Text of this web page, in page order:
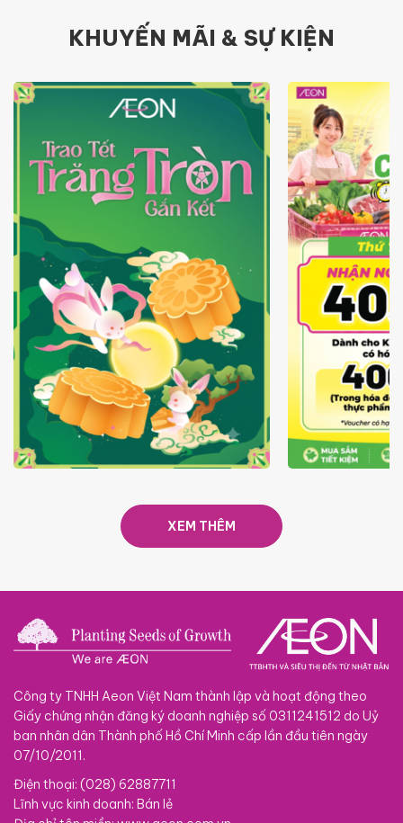
KHUYẾN MÃI & SỰ KIỆN
TRAO TẾT TRĂNG TRÒN GẮN
GIÁ LUÔN
XEM THÊM
Công ty TNHH Aeon Việt Nam thành lập và hoạt động theo
Giấy chứng nhận đăng ký doanh nghiệp số 0311241512 do Uỷ
ban nhân dân Thành phố Hồ Chí Minh cấp lần đầu tiên ngày
07/10/2011.
Điện thoại: (028) 62887711
Lĩnh vực kinh doanh: Bán lẻ